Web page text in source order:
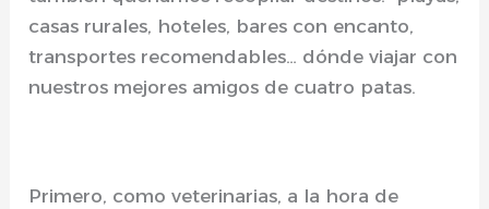
casas rurales, hoteles, bares con encanto,
transportes recomendables… dónde viajar con
nuestros mejores amigos de cuatro patas.
Primero, como veterinarias, a la hora de